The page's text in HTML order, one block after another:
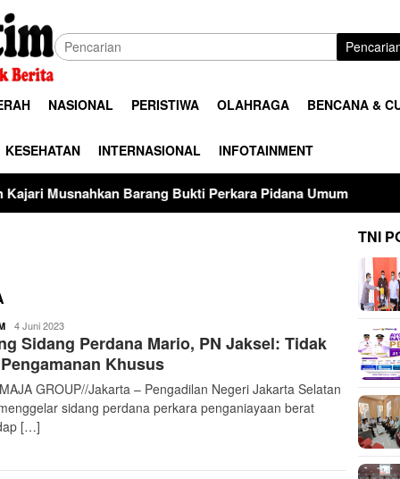
NASIONAL PERISTIWA OLAHRAGA BENCANA &
KESEHATAN INTERNASIONAL INFOTAINMENT
Bukti Perkara Pidana Umum Terimakasih telah
buserjatim
4 Juni 2023
Sidang Perdana Mario, PN Jaksel: Tidak
Khusus
GROUP//Jakarta – Pengadilan Negeri Jakarta Selatan
sidang perdana perkara penganiayaan berat
[…]
TNI